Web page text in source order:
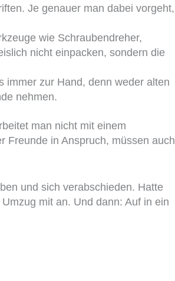
Je genauer man dabei vorgeht,
wie Schraubendreher,
nicht einpacken, sondern die
immer zur Hand, denn weder alten
nehmen.
man nicht mit einem
Freunde in Anspruch, müssen auch
und sich verabschieden. Hatte
mit an. Und dann: Auf in ein